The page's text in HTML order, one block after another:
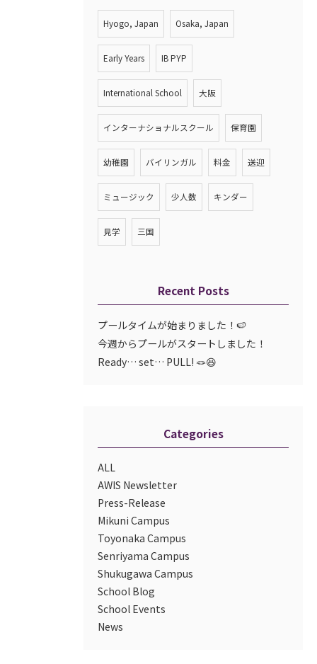
Categories
ALL
AWIS Newsletter
Press-Release
Mikuni Campus
Toyonaka Campus
Senriyama Campus
Shukugawa Campus
School Blog
School Events
News
Recent Posts
プールタイムが始まりました！🍉
今週からプールがスタートしました！
Ready… set… PULL! 🪢😆
Hyogo, Japan Osaka, Japan
Early Years IB PYP
International School 大阪
インターナショナルスクール 保育園
幼稚園 バイリンガル 料金 送迎
ミュージック 少人数 キンダー
見学 三国